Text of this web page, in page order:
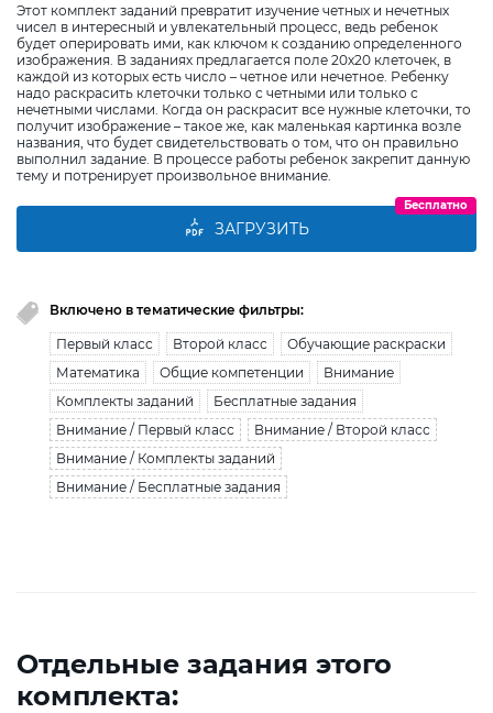
Этот комплект заданий превратит изучение четных и нечетных
чисел в интересный и увлекательный процесс, ведь ребенок
будет оперировать ими, как ключом к созданию определенного
изображения. В заданиях предлагается поле 20х20 клеточек, в
каждой из которых есть число – четное или нечетное. Ребенку
надо раскрасить клеточки только с четными или только с
нечетными числами. Когда он раскрасит все нужные клеточки, то
получит изображение – такое же, как маленькая картинка возле
названия, что будет свидетельствовать о том, что он правильно
выполнил задание. В процессе работы ребенок закрепит данную
тему и потренирует произвольное внимание.
ЗАГРУЗИТЬ
Бесплатно
Включено в тематические фильтры:
Первый класс Второй класс
Обучающие раскраски
Математика
Общие компетенции
Внимание
Комплекты заданий
Бесплатные задания
Внимание / Первый класс
Внимание / Второй класс
Внимание / Комплекты заданий
Внимание / Бесплатные задания
Отдельные задания этого
комплекта: